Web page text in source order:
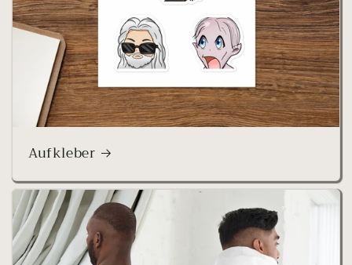
Aufkleber